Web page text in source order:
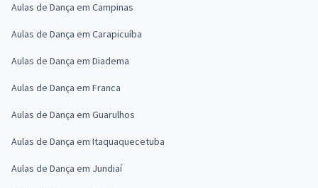
Aulas de Dança em Campinas
Aulas de Dança em Carapicuíba
Aulas de Dança em Diadema
Aulas de Dança em Franca
Aulas de Dança em Guarulhos
Aulas de Dança em Itaquaquecetuba
Aulas de Dança em Jundiaí